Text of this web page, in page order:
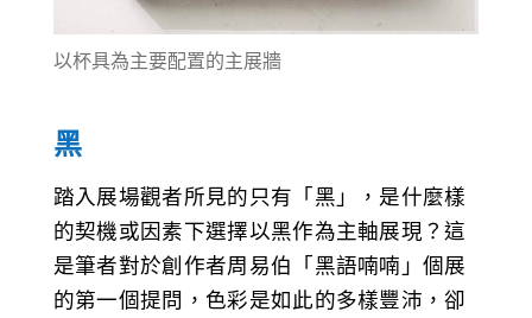
以杯具為主要配置的主展牆
黑
踏入展場觀者所見的只有「黑」，是什麼樣
的契機或因素下選擇以黑作為主軸展現？這
是筆者對於創作者周易伯「黑語喃喃」個展
的第一個提問，色彩是如此的多樣豐沛，卻